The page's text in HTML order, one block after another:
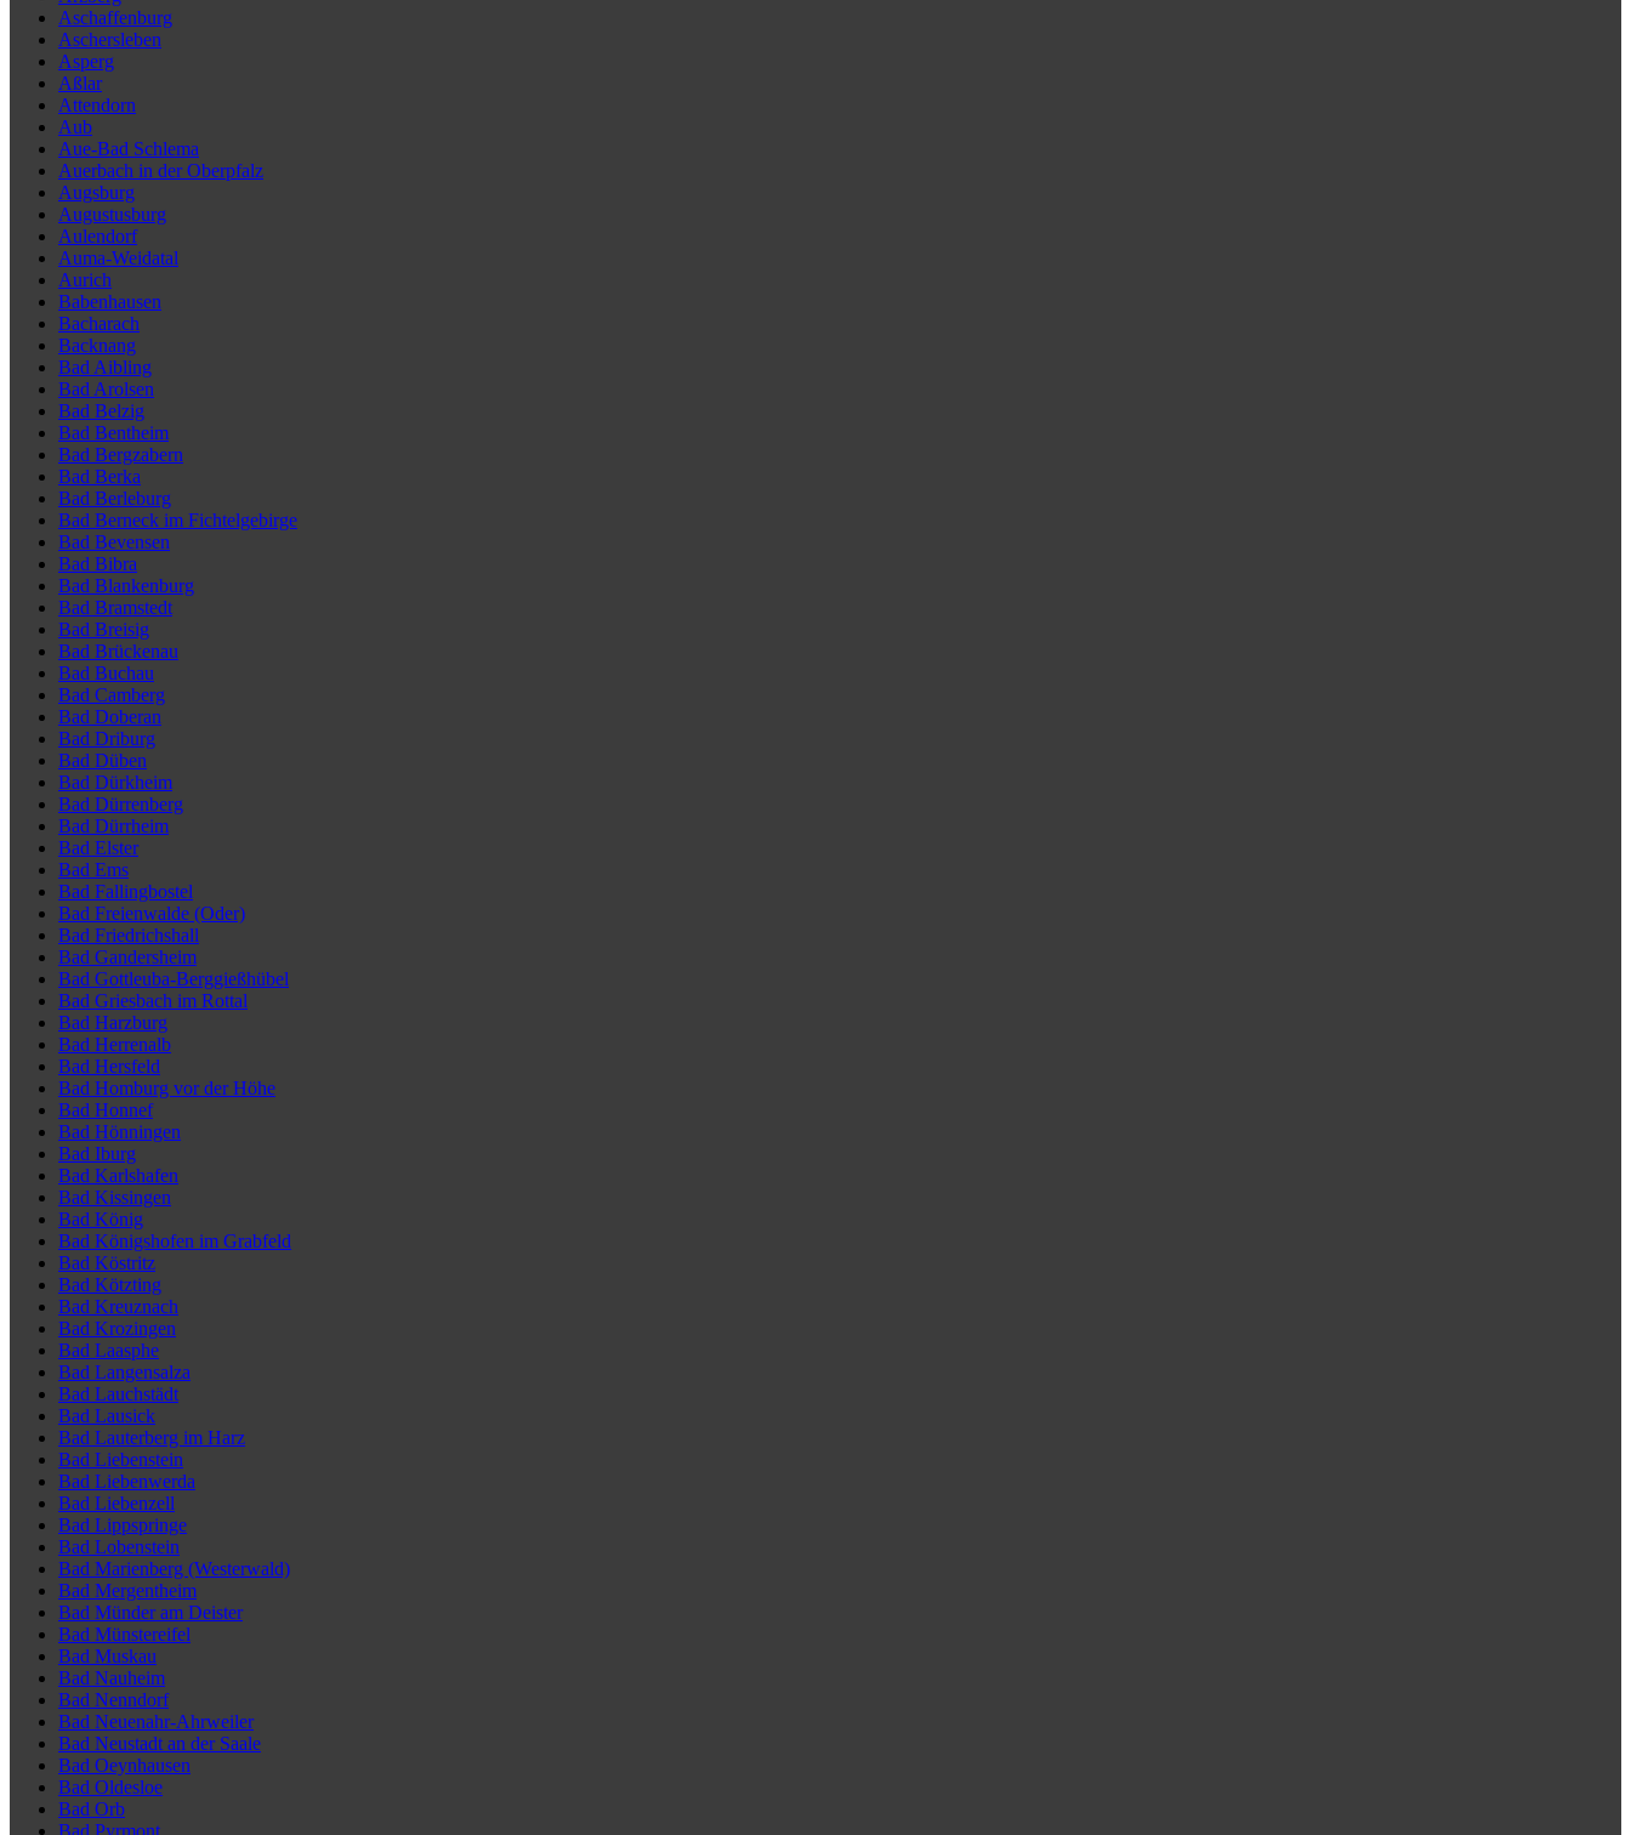
Aschaffenburg
Aschersleben
Asperg
Aßlar
Attendorn
Aub
Aue-Bad Schlema
Auerbach in der Oberpfalz
Augsburg
Augustusburg
Aulendorf
Auma-Weidatal
Aurich
Babenhausen
Bacharach
Backnang
Bad Aibling
Bad Arolsen
Bad Belzig
Bad Bentheim
Bad Bergzabern
Bad Berka
Bad Berleburg
Bad Berneck im Fichtelgebirge
Bad Bevensen
Bad Bibra
Bad Blankenburg
Bad Bramstedt
Bad Breisig
Bad Brückenau
Bad Buchau
Bad Camberg
Bad Doberan
Bad Driburg
Bad Düben
Bad Dürkheim
Bad Dürrenberg
Bad Dürrheim
Bad Elster
Bad Ems
Bad Fallingbostel
Bad Freienwalde (Oder)
Bad Friedrichshall
Bad Gandersheim
Bad Gottleuba-Berggießhübel
Bad Griesbach im Rottal
Bad Harzburg
Bad Herrenalb
Bad Hersfeld
Bad Homburg vor der Höhe
Bad Honnef
Bad Hönningen
Bad Iburg
Bad Karlshafen
Bad Kissingen
Bad König
Bad Königshofen im Grabfeld
Bad Köstritz
Bad Kötzting
Bad Kreuznach
Bad Krozingen
Bad Laasphe
Bad Langensalza
Bad Lauchstädt
Bad Lausick
Bad Lauterberg im Harz
Bad Liebenstein
Bad Liebenwerda
Bad Liebenzell
Bad Lippspringe
Bad Lobenstein
Bad Marienberg (Westerwald)
Bad Mergentheim
Bad Münder am Deister
Bad Münstereifel
Bad Muskau
Bad Nauheim
Bad Nenndorf
Bad Neuenahr-Ahrweiler
Bad Neustadt an der Saale
Bad Oeynhausen
Bad Oldesloe
Bad Orb